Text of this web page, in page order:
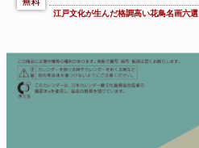
江戸文化が生んだ格調高い花鳥名画六選